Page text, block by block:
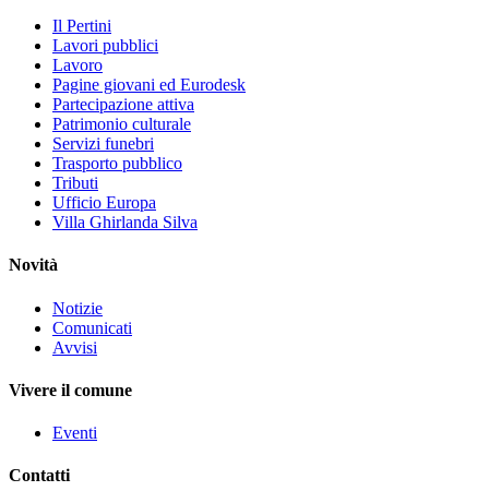
Il Pertini
Lavori pubblici
Lavoro
Pagine giovani ed Eurodesk
Partecipazione attiva
Patrimonio culturale
Servizi funebri
Trasporto pubblico
Tributi
Ufficio Europa
Villa Ghirlanda Silva
Novità
Notizie
Comunicati
Avvisi
Vivere il comune
Eventi
Contatti